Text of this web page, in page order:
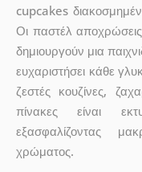
cupcakes
Οι παστέλ
δημιουργούν μια
ευχαριστήσει κάθε
ζεστές κουζίνες,
πίνακες είναι
εξασφαλίζοντας
χρώματος.